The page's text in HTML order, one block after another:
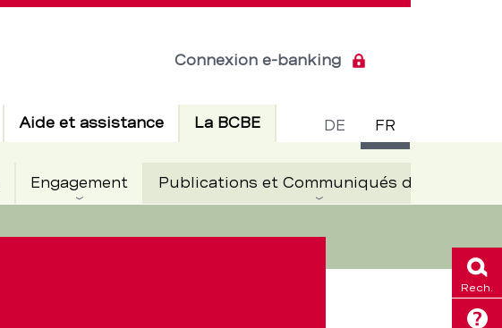
de
langue
DE FR
Connexion e-banking
Aide et assistance La BCBEActif
Engagement Publications et Communiqués de presse
Rech.